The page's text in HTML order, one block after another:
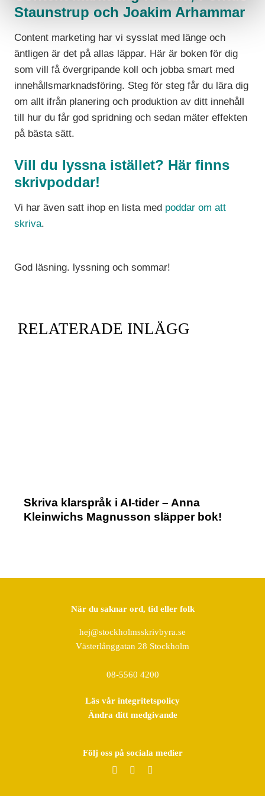
Staunstrup och Joakim Arhammar
Content marketing har vi sysslat med länge och
äntligen är det på allas läppar. Här är boken för dig
som vill få övergripande koll och jobba smart med
innehållsmarknadsföring. Steg för steg får du lära dig
om allt ifrån planering och produktion av ditt innehåll
till hur du får god spridning och sedan mäter effekten
på bästa sätt.
Vill du lyssna istället? Här finns
skrivpoddar!
Vi har även satt ihop en lista med poddar om att
skriva.
God läsning. lyssning och sommar!
RELATERADE INLÄGG
Skriva klarspråk i AI-tider – Anna
Kleinwichs Magnusson släpper bok!
När du saknar ord, tid eller folk
hej@stockholmsskrivbyra.se
Västerlånggatan 28 Stockholm
08-5560 4200
Läs vår integritetspolicy
Ändra ditt medgivande
Följ oss på sociala medier